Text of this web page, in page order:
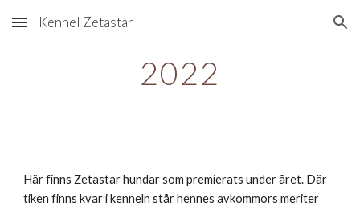
Skip to main content Skip to navigation
Kennel Zetastar
2022
Här finns Zetastar hundar som premierats under året. Där
tiken finns kvar i kenneln står hennes avkommors meriter